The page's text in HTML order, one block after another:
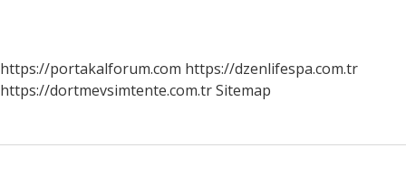
Olmuştur
https://portakalforum.com https://dzenlifespa.com.tr
https://dortmevsimtente.com.trSitemap